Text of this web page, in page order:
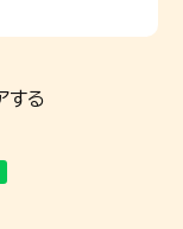
する